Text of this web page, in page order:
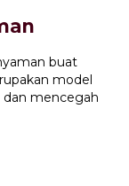
buat
model
mencegah